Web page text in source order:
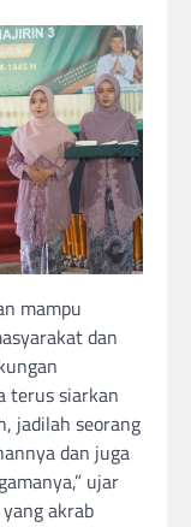
mampu
dan
terus siarkan
jadilah seorang
dan juga
ujar
akrab